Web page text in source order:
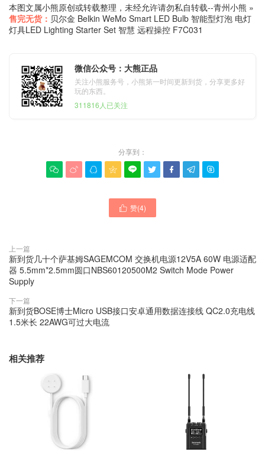
本图文属小熊原创或转载整理，未经允许请勿私自转载--青州小熊 »
售完无货： 贝尔金 Belkin WeMo Smart LED Bulb 智能型灯泡 电灯
灯具LED Lighting Starter Set 智慧 远程操控 F7C031
微信公众号：大熊正品
关注小熊服务号，小熊第一时间更新到货，分享更多好
玩的东西。
311816人已关注
分享到：
        
 赞(4)
上一篇
新到货几十个萨基姆SAGEMCOM 交换机电源12V5A 60W 电源适配
器 5.5mm*2.5mm圆口NBS60120500M2 Switch Mode Power
Supply
下一篇
新到货BOSE博士Micro USB接口安卓通用数据连接线 QC2.0充电线
1.5米长 22AWG可过大电流
相关推荐